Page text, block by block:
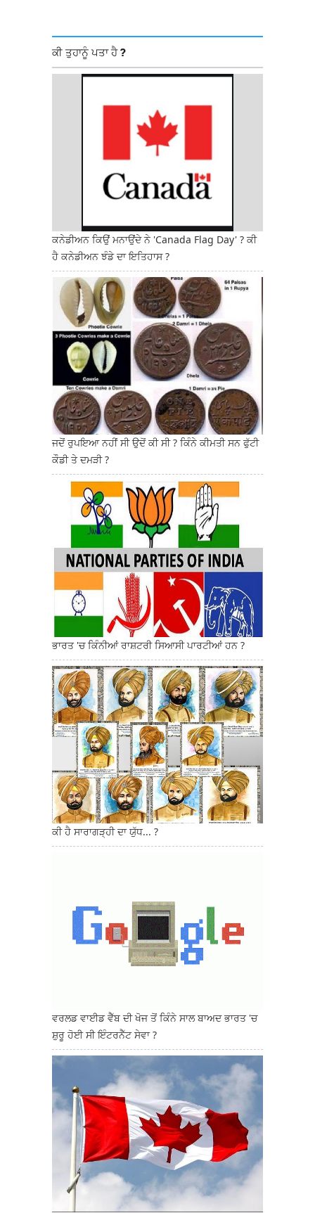
ਕੀ ਤੁਹਾਨੂੰ ਪਤਾ ਹੈ ?
ਕਨੇਡੀਅਨ ਕਿਉਂ ਮਨਾਉਂਦੇ ਨੇ 'Canada Flag Day' ? ਕੀ
ਹੈ ਕਨੇਡੀਅਨ ਝੰਡੇ ਦਾ ਇਤਿਹਾਸ ?
ਜਦੋਂ ਰੁਪਇਆ ਨਹੀਂ ਸੀ ਉਦੋਂ ਕੀ ਸੀ ? ਕਿੰਨੇ ਕੀਮਤੀ ਸਨ ਫੁੱਟੀ
ਕੌਡੀ ਤੇ ਦਮੜੀ ?
ਭਾਰਤ 'ਚ ਕਿੰਨੀਆਂ ਰਾਸ਼ਟਰੀ ਸਿਆਸੀ ਪਾਰਟੀਆਂ ਹਨ ?
ਕੀ ਹੈ ਸਾਰਾਗੜ੍ਹੀ ਦਾ ਯੁੱਧ... ?
ਵਰਲਡ ਵਾਈਡ ਵੈੱਬ ਦੀ ਖੋਜ ਤੋਂ ਕਿੰਨੇ ਸਾਲ ਬਾਅਦ ਭਾਰਤ 'ਚ
ਸ਼ੁਰੂ ਹੋਈ ਸੀ ਇੰਟਰਨੈੱਟ ਸੇਵਾ ?